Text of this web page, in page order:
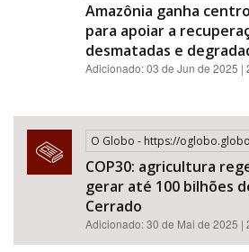
Amazônia ganha
para apoiar a
desmatadas e
Adicionado: 03 de Jun de 2025 |
O Globo - https://
COP30: agricultura
gerar até 100 bilhões
Cerrado
Adicionado: 30 de Mai de 2025 |